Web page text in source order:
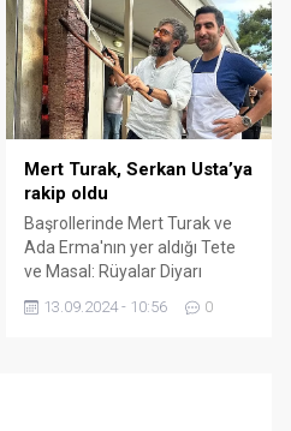
gönüllü elçileri oldu. Aybüke
Pusat ve Serkay Tütüncü, 10
Şubat Dünya Epilepsi Günü
kapsamında epilepsi
farkındalığı için ‘Mor Alarm’
çağrısı yaptı Türk Epilepsi ile
Mert Turak, Serkan Usta’ya
rakip oldu
Başrollerinde Mert Turak ve
Ada Erma'nın yer aldığı Tete
ve Masal: Rüyalar Diyarı
filminin setinde ziyafet yapıldı.
13.09.2024 - 10:56 0